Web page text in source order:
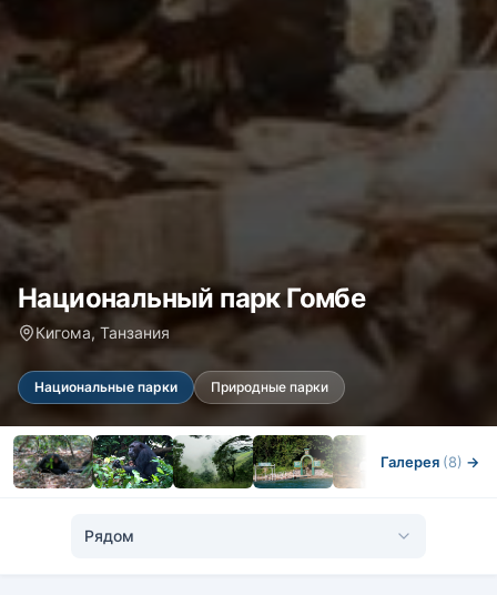
Национальный парк Гомбе
Кигома, Танзания
Национальные парки Природные парки
Галерея (8) →
Рядом